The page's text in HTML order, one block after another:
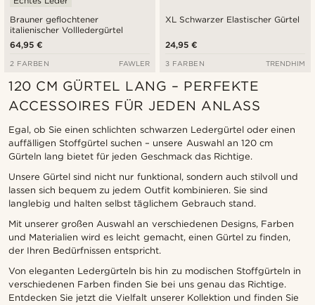
Brauner geflochtener
italienischer Vollledergürtel
64,95 €
2 FARBEN FAWLER
XL Schwarzer Elastischer Gürtel
24,95 €
3 FARBEN TRENDHIM
120 CM GÜRTEL LANG – PERFEKTE
ACCESSOIRES FÜR JEDEN ANLASS
Egal, ob Sie einen schlichten schwarzen Ledergürtel oder einen
auffälligen Stoffgürtel suchen – unsere Auswahl an 120 cm
Gürteln lang bietet für jeden Geschmack das Richtige.
Unsere Gürtel sind nicht nur funktional, sondern auch stilvoll und
lassen sich bequem zu jedem Outfit kombinieren. Sie sind
langlebig und halten selbst täglichem Gebrauch stand.
Mit unserer großen Auswahl an verschiedenen Designs, Farben
und Materialien wird es leicht gemacht, einen Gürtel zu finden,
der Ihren Bedürfnissen entspricht.
Von eleganten Ledergürteln bis hin zu modischen Stoffgürteln in
verschiedenen Farben finden Sie bei uns genau das Richtige.
Entdecken Sie jetzt die Vielfalt unserer Kollektion und finden Sie